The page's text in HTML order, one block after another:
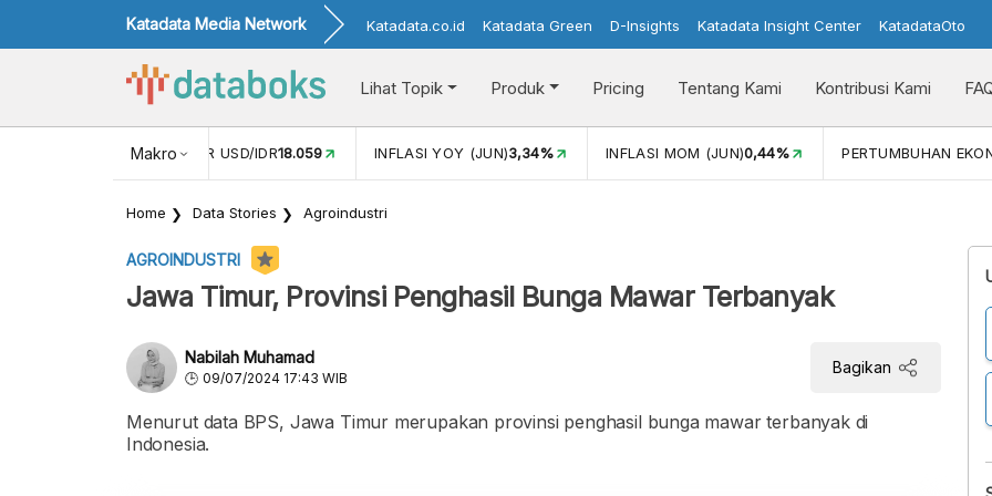
Katadata Media Network Katadata.co.id Katadata Green D-Insights Katadata Insight Center KatadataOto
Lihat Topik Produk Pricing Tentang Kami Kontribusi Kami
Makro
NILAI TUKAR USD/IDR18.059 INFLASI YOY (JUN)3,34% INFLASI MOM (JUN)0,44% PERTUMBUHAN
Home Data Stories Agroindustri
AGROINDUSTRI
Jawa Timur, Provinsi Penghasil Bunga Mawar Terbanyak
Nabilah Muhamad
09/07/2024 17:43 WIB
Bagikan
Menurut data BPS, Jawa Timur merupakan provinsi penghasil bunga mawar terbanyak di
Indonesia.